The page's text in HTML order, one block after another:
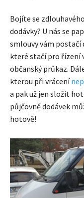
Bojíte se
dodávky? U nás se
smlouvy vám postačí
které stačí pro řízení
občanský průkaz.
kterou při vrácení
a pak už jen složit
půjčovně dodávek
hotově!